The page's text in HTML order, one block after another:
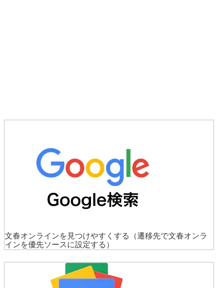
文春オンラインを見つけやすくする
（遷移先で文春オンラ
インを優先ソースに設定する）